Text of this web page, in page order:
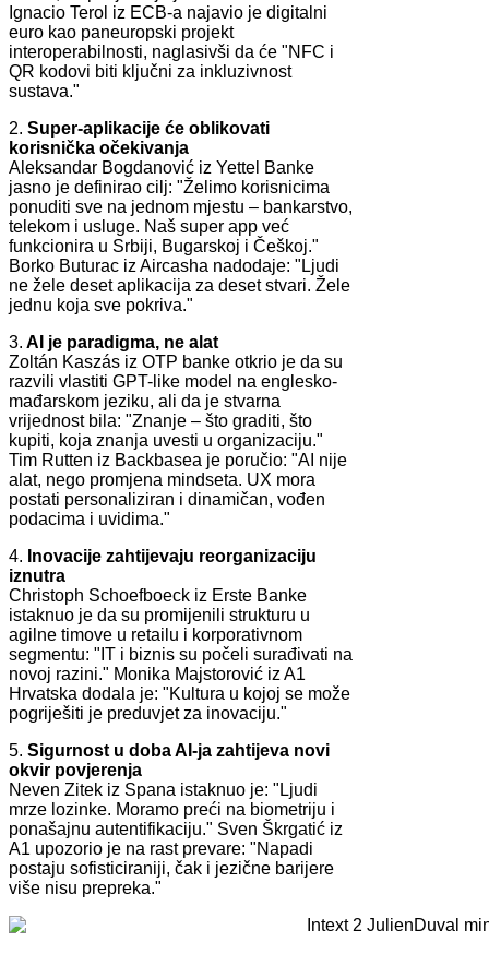
Ignacio Terol iz ECB-a najavio je digitalni
euro kao paneuropski projekt
interoperabilnosti, naglasivši da će "NFC i
QR kodovi biti ključni za inkluzivnost
sustava."
2. Super-aplikacije će oblikovati
korisnička očekivanja
Aleksandar Bogdanović iz Yettel Banke
jasno je definirao cilj: "Želimo korisnicima
ponuditi sve na jednom mjestu – bankarstvo,
telekom i usluge. Naš super app već
funkcionira u Srbiji, Bugarskoj i Češkoj."
Borko Buturac iz Aircasha nadodaje: "Ljudi
ne žele deset aplikacija za deset stvari. Žele
jednu koja sve pokriva."
3. AI je paradigma, ne alat
Zoltán Kaszás iz OTP banke otkrio je da su
razvili vlastiti GPT-like model na englesko-
mađarskom jeziku, ali da je stvarna
vrijednost bila: "Znanje – što graditi, što
kupiti, koja znanja uvesti u organizaciju."
Tim Rutten iz Backbasea je poručio: "AI nije
alat, nego promjena mindseta. UX mora
postati personaliziran i dinamičan, vođen
podacima i uvidima."
4. Inovacije zahtijevaju reorganizaciju
iznutra
Christoph Schoefboeck iz Erste Banke
istaknuo je da su promijenili strukturu u
agilne timove u retailu i korporativnom
segmentu: "IT i biznis su počeli surađivati na
novoj razini." Monika Majstorović iz A1
Hrvatska dodala je: "Kultura u kojoj se može
pogriješiti je preduvjet za inovaciju."
5. Sigurnost u doba AI-ja zahtijeva novi
okvir povjerenja
Neven Zitek iz Spana istaknuo je: "Ljudi
mrze lozinke. Moramo preći na biometriju i
ponašajnu autentifikaciju." Sven Škrgatić iz
A1 upozorio je na rast prevare: "Napadi
postaju sofisticiraniji, čak i jezične barijere
više nisu prepreka."